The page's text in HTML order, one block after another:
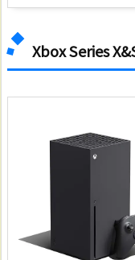
Xbox Series